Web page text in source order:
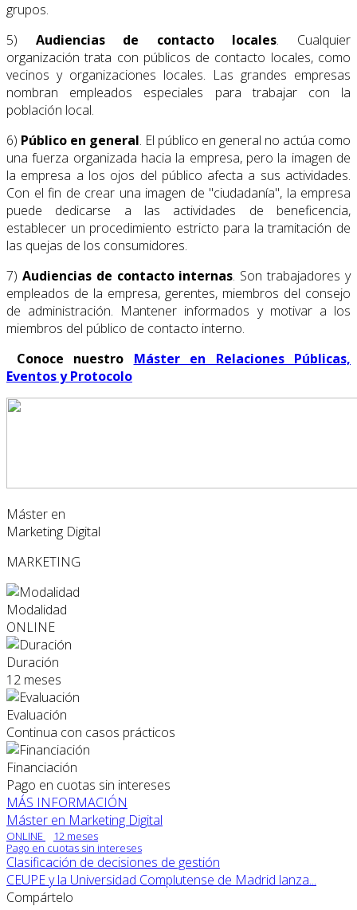
grupos.
5) Audiencias de contacto locales. Cualquier
organización trata con públicos de contacto locales, como
vecinos y organizaciones locales. Las grandes empresas
nombran empleados especiales para trabajar con la
población local.
6) Público en general. El público en general no actúa como
una fuerza organizada hacia la empresa, pero la imagen de
la empresa a los ojos del público afecta a sus actividades.
Con el fin de crear una imagen de "ciudadanía", la empresa
puede dedicarse a las actividades de beneficencia,
establecer un procedimiento estricto para la tramitación de
las quejas de los consumidores.
7) Audiencias de contacto internas. Son trabajadores y
empleados de la empresa, gerentes, miembros del consejo
de administración. Mantener informados y motivar a los
miembros del público de contacto interno.
Conoce nuestro Máster en Relaciones Públicas,
Eventos y Protocolo
Máster en
Marketing Digital
MARKETING
Modalidad
ONLINE
Duración
12 meses
Evaluación
Continua con casos prácticos
Financiación
Pago en cuotas sin intereses
MÁS INFORMACIÓN
Máster en Marketing Digital
ONLINE
12 meses
Pago en cuotas sin intereses
Clasificación de decisiones de gestión
CEUPE y la Universidad Complutense de Madrid lanza...
Compártelo